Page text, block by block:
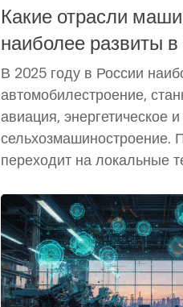
Какие отрасли
наиболее развиты
году?
В 2025 году в России
автомобилестроение,
авиация, энергетическое и
сельхозмашиностроение.
переходит на локальные